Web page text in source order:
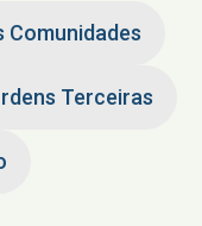
Comunidades
Terceiras